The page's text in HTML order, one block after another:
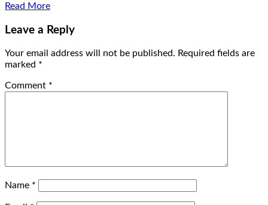
Read More
Leave a Reply
Your email address will not be published. Required fields are
marked *
Comment *
Name *